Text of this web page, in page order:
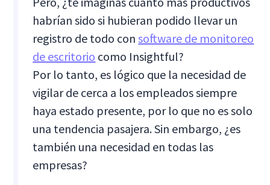
habrían sido si hubieran podido llevar un
registro de todo consoftware de monitoreo
de escritorio como Insightful?
Por lo tanto, es lógico que la necesidad de
vigilar de cerca a los empleados siempre
haya estado presente, por lo que no es solo
una tendencia pasajera. Sin embargo, ¿es
también una necesidad en todas las
empresas?